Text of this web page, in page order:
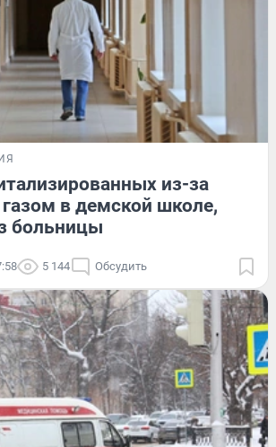
из-за
в демской школе,
больницы
5 144 Обсудить